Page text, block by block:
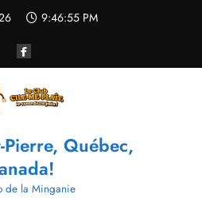
9:46:55 PM
Pierre, Québec,
de la Minganie